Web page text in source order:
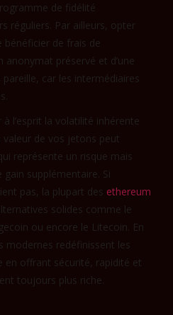
de fidélité
réguliers. Par ailleurs, opter
de frais de
anonymat préservé et d’une
pareille, car les intermédiaires
l’esprit la volatilité inhérente
valeur de vos jetons peut
représente un risque mais
supplémentaire. Si
pas, la plupart des ethereum
solides comme le
ou encore le Litecoin. En
modernes redéfinissent les
en offrant sécurité, rapidité et
toujours plus riche.